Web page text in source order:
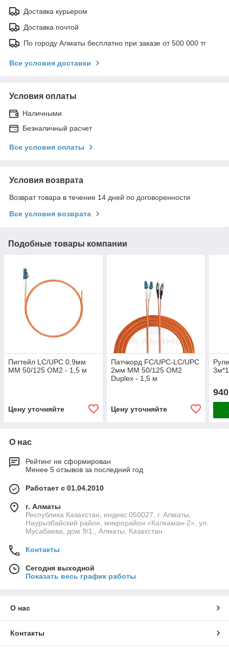
Доставка курьером
Доставка почтой
По городу Алматы бесплатно при заказе от 500 000 тг
Все условия доставки
Условия оплаты
Наличными
Безналичный расчет
Все условия оплаты
Условия возврата
Возврат товара в течение 14 дней по договоренности
Все условия возврата
Подобные товары компании
Пигтейл LC/UPC 0,9мм
MM 50/125 OM2 - 1,5 м
Цену уточняйте
Патчкорд FC/UPC-LC/UPC
2мм MM 50/125 OM2
Duplex - 1,5 м
Цену уточняйте
940
О нас
Рейтинг не сформирован
Менее 5 отзывов за последний год
Работает с 01.04.2010
г. Алматы
Республика Казахстан, индекс 050027, г. Алматы,
Наурызбайский район, микрорайон «Калкаман-2», ул.
Мусабаева, дом 9/1., Алматы, Казахстан
Контакты
Сегодня выходной
Показать весь график работы
О нас
Контакты